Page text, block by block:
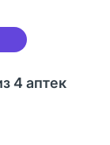
4 аптек